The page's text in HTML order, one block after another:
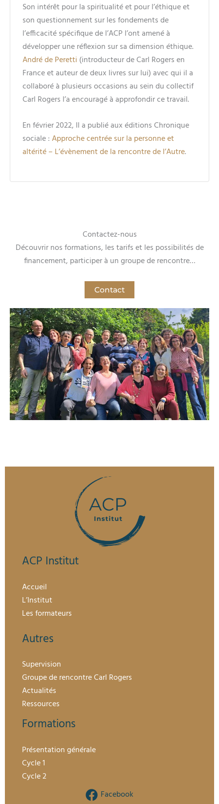
Son intérêt pour la spiritualité et pour l’éthique et
son questionnement sur les fondements de
l’efficacité spécifique de l’ACP l’ont amené à
développer une réflexion sur sa dimension éthique.
André de Peretti (introducteur de Carl Rogers en
France et auteur de deux livres sur lui) avec qui il a
collaboré à plusieurs occasions au sein du collectif
Carl Rogers l’a encouragé à approfondir ce travail.
En février 2022, Il a publié aux éditions Chronique
sociale :Approche centrée sur la personne et
altérité – L’évènement de la rencontre de l’Autre.
Contactez-nous
Découvrir nos formations, les tarifs et les possibilités de
financement, participer à un groupe de rencontre…
Contact
ACP Institut
Accueil
L’Institut
Les formateurs
Autres
Supervision
Groupe de rencontre Carl Rogers
Actualités
Ressources
Formations
Présentation générale
Cycle 1
Cycle 2
Facebook